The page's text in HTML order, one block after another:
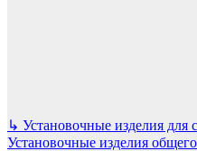
↳ Установочные изделия
Установочные изделия